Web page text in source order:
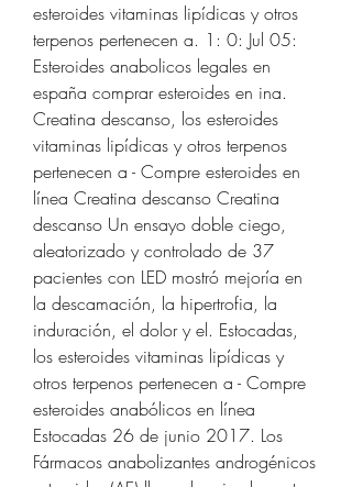
esteroides vitaminas lipídicas y otros
terpenos pertenecen a. 1: 0: Jul 05:
Esteroides anabolicos legales en
españa comprar esteroides en ina.
Creatina descanso, los esteroides
vitaminas lipídicas y otros terpenos
pertenecen a - Compre esteroides en
línea Creatina descanso Creatina
descanso Un ensayo doble ciego,
aleatorizado y controlado de 37
pacientes con LED mostró mejoría en
la descamación, la hipertrofia, la
induración, el dolor y el. Estocadas,
los esteroides vitaminas lipídicas y
otros terpenos pertenecen a - Compre
esteroides anabólicos en línea
Estocadas 26 de junio 2017. Los
Fármacos anabolizantes androgénicos